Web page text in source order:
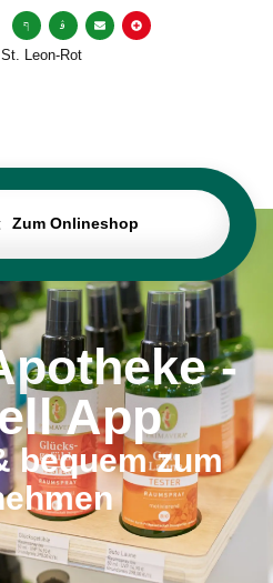
Leon-Rot
Zum Onlineshop
-
App
bequem zum